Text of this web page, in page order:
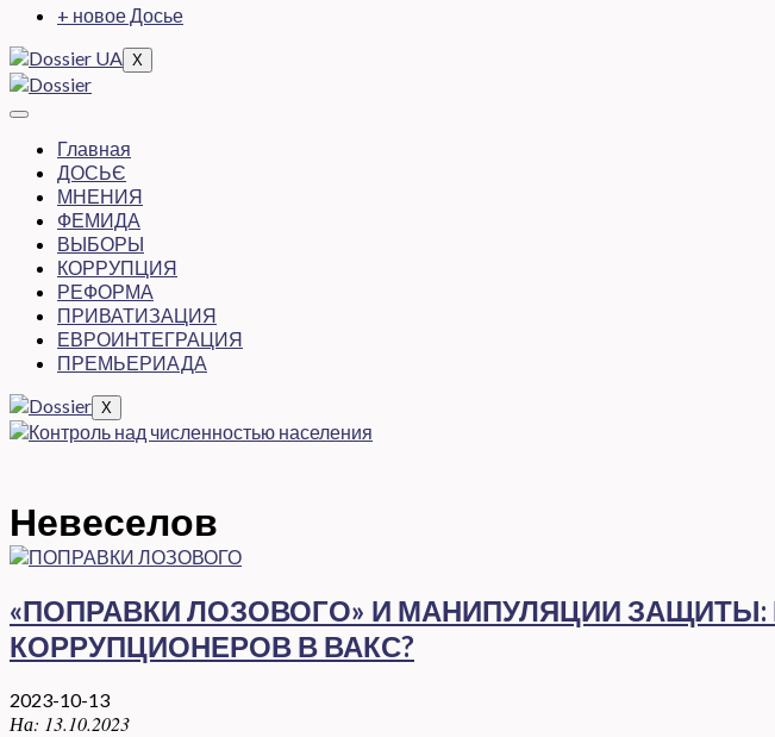
+ новое Досье
X
Главная
ДОСЬЄ
МНЕНИЯ
ФЕМИДА
ВЫБОРЫ
КОРРУПЦИЯ
РЕФОРМА
ПРИВАТИЗАЦИЯ
ЕВРОИНТЕГРАЦИЯ
ПРЕМЬЕРИАДА
X
Невеселов
«ПОПРАВКИ ЛОЗОВОГО» И МАНИПУЛЯЦИИ
КОРРУПЦИОНЕРОВ В ВАКС?
2023-10-13
На: 13.10.2023